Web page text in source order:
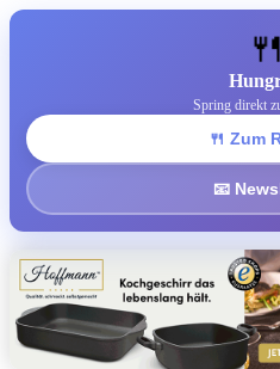
🍴
Spring direkt
🍴 Zum
📧